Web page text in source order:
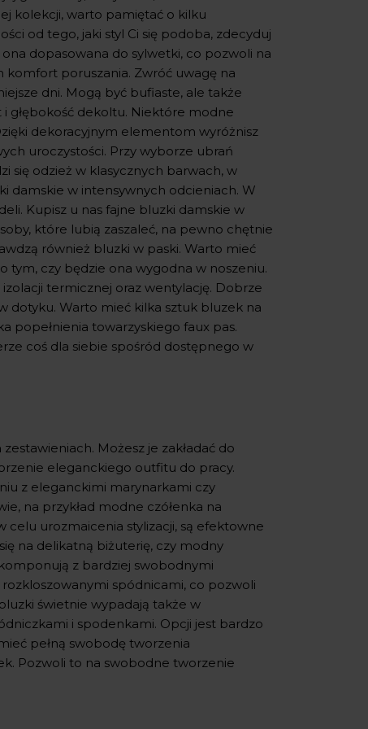
kolekcji, warto pamiętać o kilku
od tego, jaki styl Ci się podoba, zdecyduj
dopasowana do sylwetki, co pozwoli na
komfort poruszania. Zwróć uwagę na
dni. Mogą być bufiaste, ale także
i głębokość dekoltu. Niektóre modne
dekoracyjnym elementom wyróżnisz
uroczystości. Przy wyborze ubrań
się odzież w klasycznych barwach, w
damskie w intensywnych odcieniach. W
Kupisz u nas fajne bluzki damskie w
które lubią zaszaleć, na pewno chętnie
również bluzki w paski. Warto mieć
tym, czy będzie ona wygodna w noszeniu.
termicznej oraz wentylację. Dobrze
dotyku. Warto mieć kilka sztuk bluzek na
popełnienia towarzyskiego faux pas.
coś dla siebie spośród dostępnego w
Możesz je zakładać do
eleganckiego outfitu do pracy.
z eleganckimi marynarkami czy
na przykład modne czółenka na
urozmaicenia stylizacji, są efektowne
na delikatną biżuterię, czy modny
z bardziej swobodnymi
spódnicami, co pozwoli
świetnie wypadają także w
i spodenkami. Opcji jest bardzo
pełną swobodę tworzenia
Pozwoli to na swobodne tworzenie